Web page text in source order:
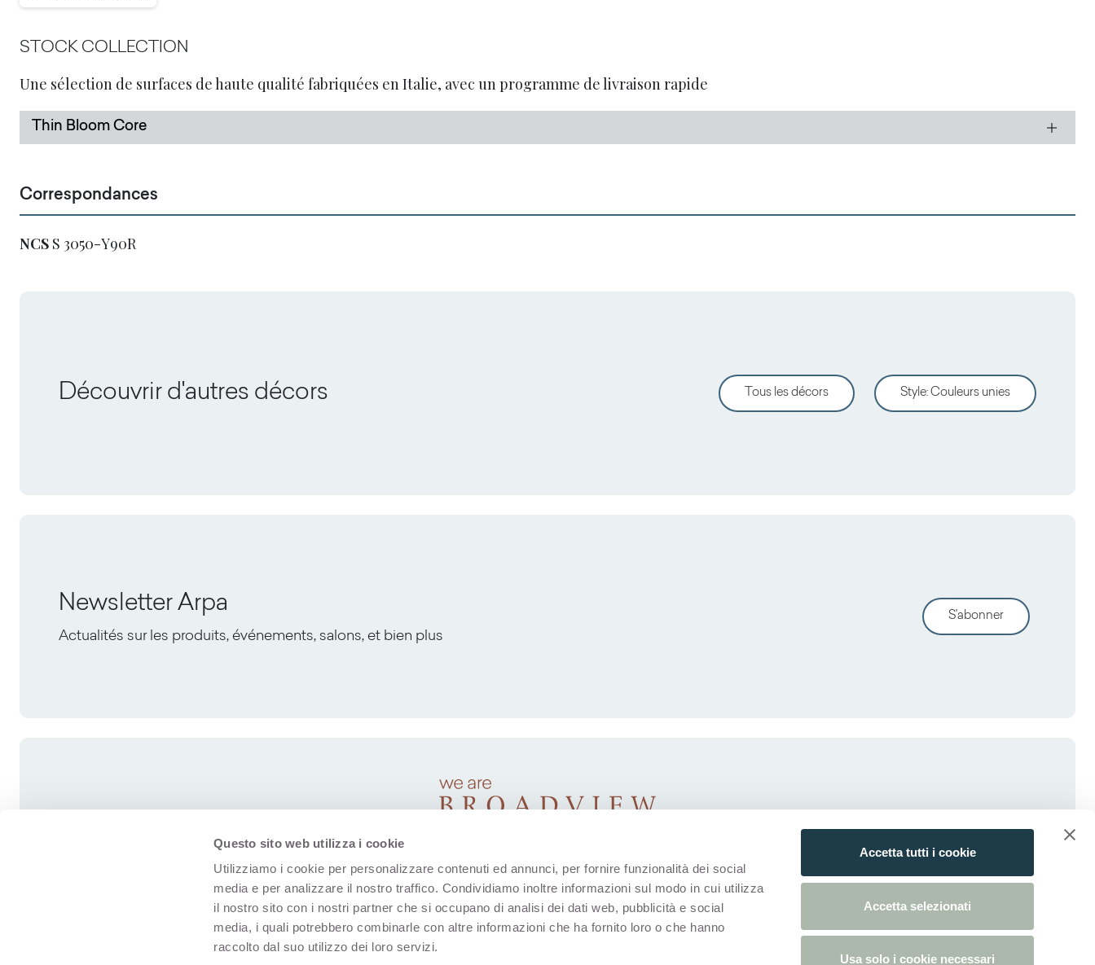
Questo sito web utilizza i cookie
Utilizziamo i cookie per personalizzare contenuti ed annunci, per fornire funzionalità dei social
media e per analizzare il nostro traffico. Condividiamo inoltre informazioni sul modo in cui utilizza
il nostro sito con i nostri partner che si occupano di analisi dei dati web, pubblicità e social
media, i quali potrebbero combinarle con altre informazioni che ha fornito loro o che hanno
raccolto dal suo utilizzo dei loro servizi.
Accetta tutti i cookie
Accetta selezionati
Usa solo i cookie necessari
STOCK COLLECTION
Une sélection de surfaces de haute qualité fabriquées en Italie, avec un programme de livraison rapide
Thin Bloom Core
Correspondances
NCS S 3050-Y90R
Découvrir d'autres décors Tous les décors Style: Couleurs unies
Newsletter Arpa
Actualités sur les produits, événements, salons, et bien plus
S'abonner